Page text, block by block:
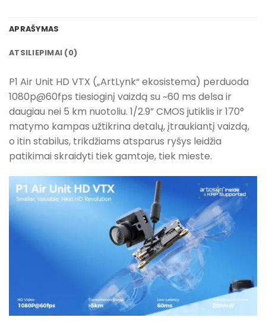
APRAŠYMAS
ATSILIEPIMAI (0)
P1 Air Unit HD VTX („ArtLynk“ ekosistema) perduoda
1080p@60fps tiesioginį vaizdą su ~60 ms delsa ir
daugiau nei 5 km nuotoliu. 1/2.9” CMOS jutiklis ir 170°
matymo kampas užtikrina detalų, įtraukiantį vaizdą,
o itin stabilus, trikdžiams atsparus ryšys leidžia
patikimai skraidyti tiek gamtoje, tiek mieste.